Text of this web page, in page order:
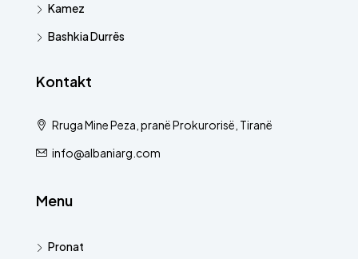
Kamez
Bashkia Durrës
Kontakt
Rruga Mine Peza, pranë Prokurorisë, Tiranë
info@albaniarg.com
Menu
Pronat